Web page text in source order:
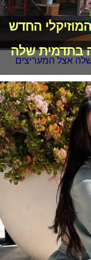
החדש
בתדמית שלה